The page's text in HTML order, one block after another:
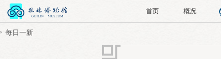
首页 概况
每日一新